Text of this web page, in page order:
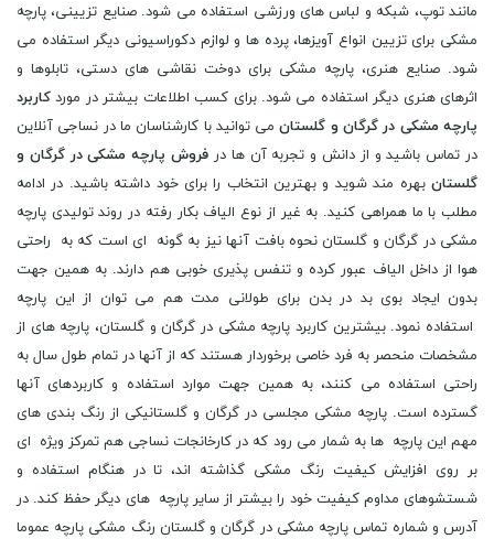
مانند توپ، شبکه و لباس های ورزشی استفاده می شود. صنایع تزیینی، پارچه
مشکی برای تزیین انواع آویزها، پرده ها و لوازم دکوراسیونی دیگر استفاده می
شود. صنایع هنری، پارچه مشکی برای دوخت نقاشی های دستی، تابلوها و
اثرهای هنری دیگر استفاده می شود. برای کسب اطلاعات بیشتر در مورد کاربرد
پارچه مشکی در گرگان و گلستانمی توانید با کارشناسان ما در نساجی آنلاین
در تماس باشید و از دانش و تجربه آن ها در فروش پارچه مشکی در گرگان و
گلستانبهره مند شوید و بهترین انتخاب را برای خود داشته باشید. در ادامه
مطلب با ما همراهی کنید. به غیر از نوع الیاف بکار رفته در روند تولیدی پارچه
مشکی در گرگان و گلستان نحوه بافت آنها نیز به گونه ای است که به راحتی
هوا از داخل الیاف عبور کرده و تنفس پذیری خوبی هم دارند. به همین جهت
بدون ایجاد بوی بد در بدن برای طولانی مدت هم می توان از این پارچه
استفاده نمود. بیشترین کاربرد پارچه مشکی در گرگان و گلستان، پارچه های از
مشخصات منحصر به فرد خاصی برخوردار هستند که از آنها در تمام طول سال به
راحتی استفاده می کنند، به همین جهت موارد استفاده و کاربردهای آنها
گسترده است. پارچه مشکی مجلسی در گرگان و گلستانیکی از رنگ بندی های
مهم این پارچه ها به شمار می رود که در کارخانجات نساجی هم تمرکز ویژه ای
بر روی افزایش کیفیت رنگ مشکی گذاشته اند، تا در هنگام استفاده و
شستشوهای مداوم کیفیت خود را بیشتر از سایر پارچه های دیگر حفظ کند. در
آدرس و شماره تماس پارچه مشکی در گرگان و گلستان رنگ مشکی پارچه عموما